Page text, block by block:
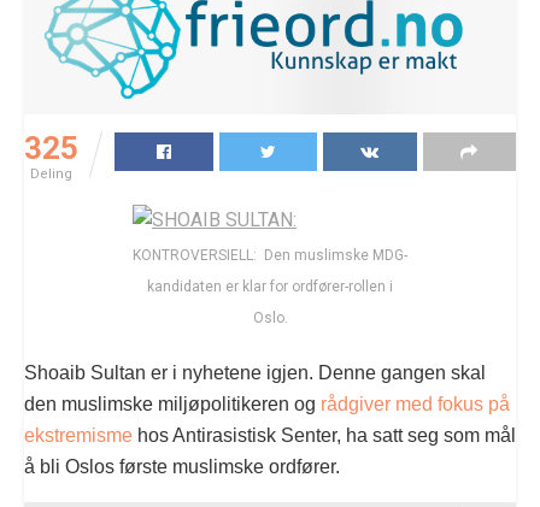
325
Deling
KONTROVERSIELL: Den muslimske MDG-
kandidaten er klar for ordfører-rollen i
Oslo.
Shoaib Sultan er i nyhetene igjen. Denne gangen skal
den muslimske miljøpolitikeren og rådgiver med fokus på
ekstremisme hos Antirasistisk Senter, ha satt seg som mål
å bli Oslos første muslimske ordfører.